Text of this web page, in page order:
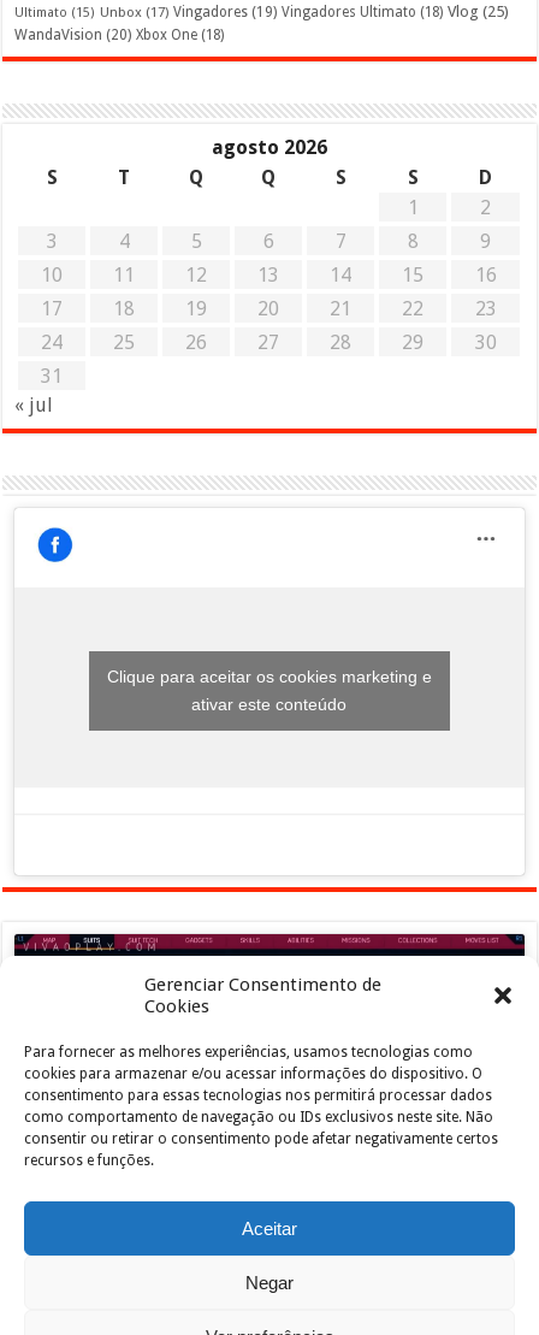
Gerenciar Consentimento de
Cookies
Para fornecer as melhores experiências, usamos tecnologias como
cookies para armazenar e/ou acessar informações do dispositivo. O
consentimento para essas tecnologias nos permitirá processar dados
como comportamento de navegação ou IDs exclusivos neste site. Não
consentir ou retirar o consentimento pode afetar negativamente certos
recursos e funções.
Aceitar
Negar
Ultimato (15) Unbox (17) Vingadores (19) Vingadores Ultimato (18) Vlog (25)
WandaVision (20) Xbox One (18)
agosto 2026
S
T Q Q S S
D
1
2
3
4 5 6 7 8
9
10
11 12 13 14 15
16
17
18 19 20 21 22
23
24
25 26 27 28 29
30
31
« jul
Clique para aceitar os cookies marketing e
ativar este conteúdo
Clique para aceitar os cookies marketing e
ativar este conteúdo
João de Jesus Junior| Designed by